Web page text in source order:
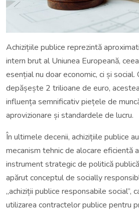
Achizițiile publice reprezintă
intern brut al Uniunea Europeană,
esențial nu doar economic, ci și social.
depășește 2 trilioane de euro,
influența semnificativ piețele de
aprovizionare și standardele de lucru.
În ultimele decenii, achizițiile publice
mecanism tehnic de alocare eficientă
instrument strategic de politică
apărut conceptul de socially
„achiziții publice responsabile social”,
utilizarea contractelor publice pentru